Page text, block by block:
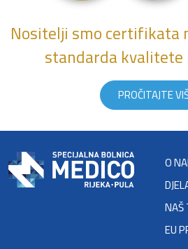
Nositelji smo certifikata
standarda
PROČITAJTE
O
NAŠ
EU